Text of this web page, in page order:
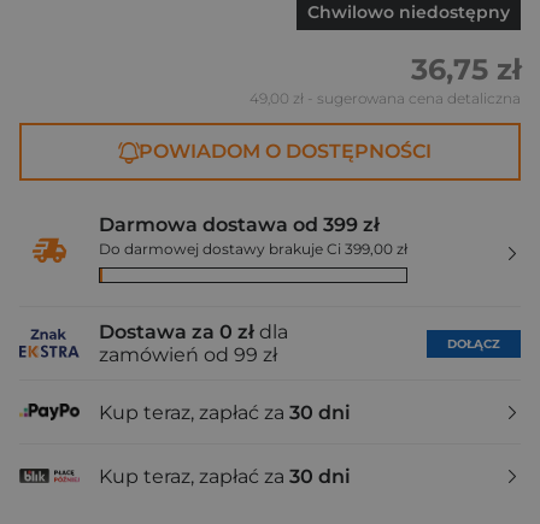
Chwilowo niedostępny
36,75 zł
49,00 zł - sugerowana cena detaliczna
POWIADOM O DOSTĘPNOŚCI
Darmowa dostawa od 399 zł
Do darmowej dostawy brakuje Ci 399,00 zł
Dostawa za 0 zł dla
zamówień od 99 zł
DOŁĄCZ
Kup teraz, zapłać za 30 dni
Kup teraz, zapłać za 30 dni